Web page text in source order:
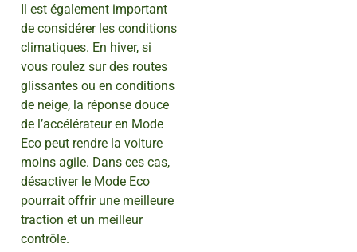
Il est également important
de considérer les conditions
climatiques. En hiver, si
vous roulez sur des routes
glissantes ou en conditions
de neige, la réponse douce
de l’accélérateur en Mode
Eco peut rendre la voiture
moins agile. Dans ces cas,
désactiver le Mode Eco
pourrait offrir une meilleure
traction et un meilleur
contrôle.